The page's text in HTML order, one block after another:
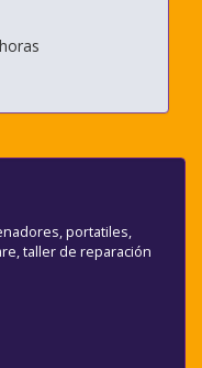
portatiles,
taller de reparación